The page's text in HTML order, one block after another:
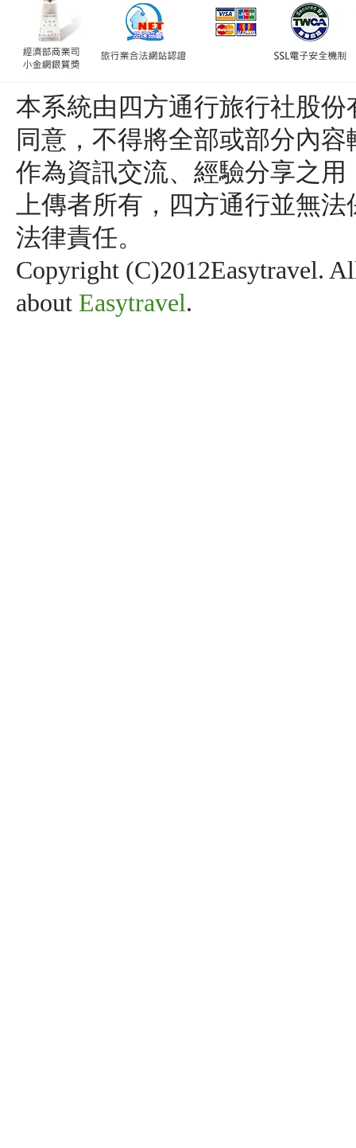
本系統由四方通行旅行社股
同意，不得將全部或部分內
作為資訊交流、經驗分享之
上傳者所有，四方通行並無
法律責任。
Copyright (C)2012Easytravel.
about Easytravel.